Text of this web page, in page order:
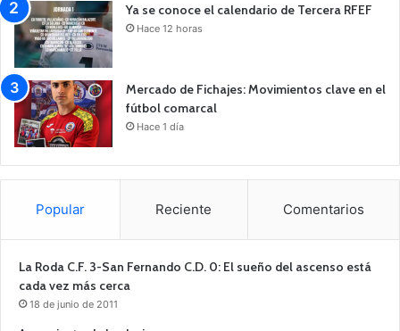
Ya se conoce el calendario de Tercera RFEF
Hace 12 horas
Mercado de Fichajes: Movimientos clave en el
fútbol comarcal
Hace 1 día
Popular Reciente Comentarios
La Roda C.F. 3-San Fernando C.D. 0: El sueño del ascenso está
cada vez más cerca
18 de junio de 2011